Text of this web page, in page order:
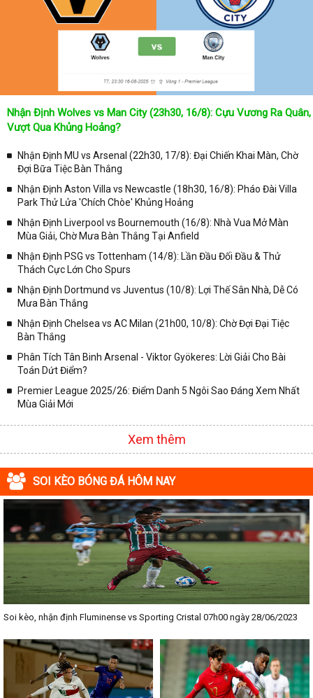
Nhận Định Wolves vs Man City (23h30, 16/8): Cựu Vương Ra Quân,
Vượt Qua Khủng Hoảng?
Nhận Định MU vs Arsenal (22h30, 17/8): Đại Chiến Khai Màn, Chờ
Đợi Bữa Tiệc Bàn Thắng
Nhận Định Aston Villa vs Newcastle (18h30, 16/8): Pháo Đài Villa
Park Thử Lửa 'Chích Chòe' Khủng Hoảng
Nhận Định Liverpool vs Bournemouth (16/8): Nhà Vua Mở Màn
Mùa Giải, Chờ Mưa Bàn Thắng Tại Anfield
Nhận Định PSG vs Tottenham (14/8): Lần Đầu Đối Đầu & Thử
Thách Cực Lớn Cho Spurs
Nhận Định Dortmund vs Juventus (10/8): Lợi Thế Sân Nhà, Dễ Có
Mưa Bàn Thắng
Nhận Định Chelsea vs AC Milan (21h00, 10/8): Chờ Đợi Đại Tiệc
Bàn Thắng
Phân Tích Tân Binh Arsenal - Viktor Gyökeres: Lời Giải Cho Bài
Toán Dứt Điểm?
Premier League 2025/26: Điểm Danh 5 Ngôi Sao Đáng Xem Nhất
Mùa Giải Mới
Xem thêm
SOI KÈO BÓNG ĐÁ HÔM NAY
Soi kèo, nhận định Fluminense vs Sporting Cristal 07h00 ngày 28/06/2023